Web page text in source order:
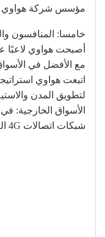
مؤسس شركة هواوي
خامسا: المنافسون
أصبحت هواوي لاعبًا
مع الأفضل في
اتبعت هواوي
لتطويق المدن
الأسواق الخارجية:
شبكات اتصالات 4G الفائقة السرعة .